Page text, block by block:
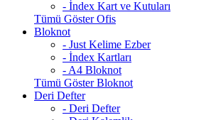
- İndex Kart ve Kutuları
Tümü Göster Ofis
Bloknot
- Just Kelime Ezber
- İndex Kartları
- A4 Bloknot
Tümü Göster Bloknot
Deri Defter
- Deri Defter